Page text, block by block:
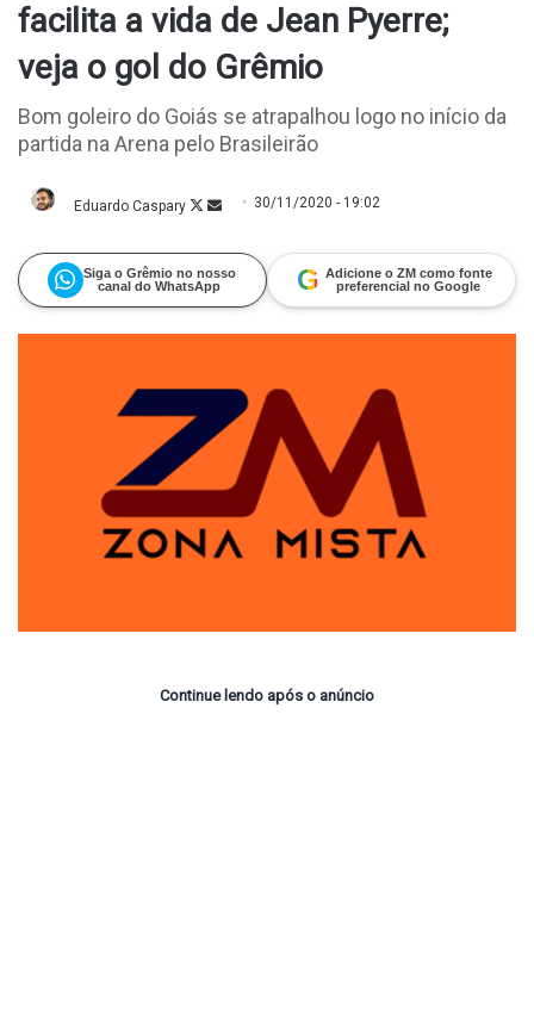
facilita a vida de Jean Pyerre;
veja o gol do Grêmio
Bom goleiro do Goiás se atrapalhou logo no início da
partida na Arena pelo Brasileirão
Eduardo Caspary FollowMande
30/11/2020 - 19:02
Siga o Grêmio no nosso
canal do WhatsApp
G Adicione o ZM como fonte
preferencial no Google
Continue lendo após o anúncio